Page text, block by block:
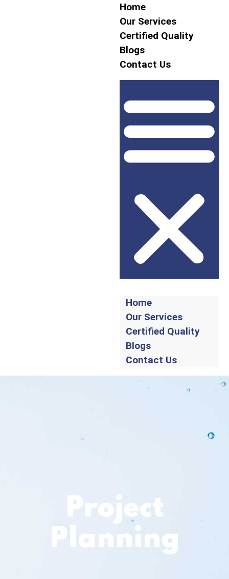
Home
Our Services
Certified Quality
Blogs
Contact Us
Home
Our Services
Certified Quality
Blogs
Contact Us
Project
Planning